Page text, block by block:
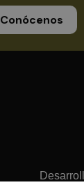
Conócenos